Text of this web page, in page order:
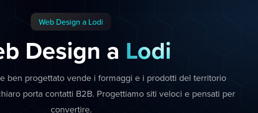
Web Design a Lodi
Design a Lodi
ben progettato vende i formaggi e i prodotti del territorio
porta contatti B2B. Progettiamo siti veloci e pensati per
convertire.